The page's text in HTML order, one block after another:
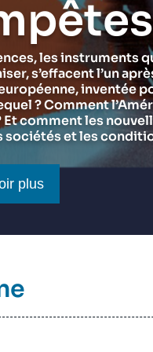
définition
réseaux
en tant que
2026 17:30
les instruments
s’effacent l’un
européenne, inventée
? Comment
Et comment les
sociétés et les
plus